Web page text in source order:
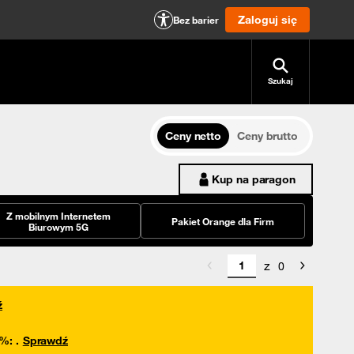
Bez barier Zaloguj się
Szukaj
Ceny netto
Ceny brutto
Kup na paragon
Z mobilnym Internetem
Biurowym 5G
Pakiet Orange dla Firm
z 0
: . Sprawdź